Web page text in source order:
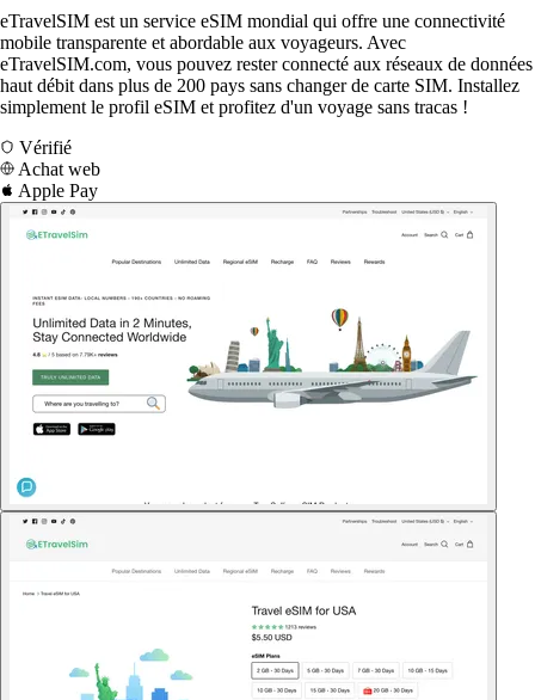
eTravelSIM est un service eSIM mondial qui offre une connectivité
mobile transparente et abordable aux voyageurs. Avec
eTravelSIM.com, vous pouvez rester connecté aux réseaux de données
haut débit dans plus de 200 pays sans changer de carte SIM. Installez
simplement le profil eSIM et profitez d'un voyage sans tracas !
Vérifié
Achat web
Apple Pay